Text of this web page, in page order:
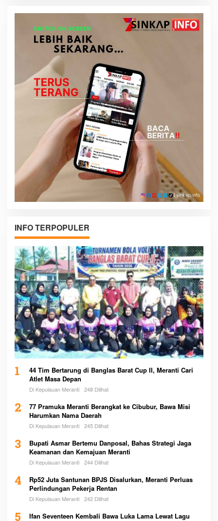
INFO TERPOPULER
1
44 Tim Bertarung di Banglas Barat Cup II, Meranti Cari
Atlet Masa Depan
Di Kepulauan Meranti 248 Dilihat
2
77 Pramuka Meranti Berangkat ke Cibubur, Bawa Misi
Harumkan Nama Daerah
Di Kepulauan Meranti 245 Dilihat
3
Bupati Asmar Bertemu Danposal, Bahas Strategi Jaga
Keamanan dan Kemajuan Meranti
Di Kepulauan Meranti 244 Dilihat
4
Rp52 Juta Santunan BPJS Disalurkan, Meranti Perluas
Perlindungan Pekerja Rentan
Di Kepulauan Meranti 242 Dilihat
Ifan Seventeen Kembali Bawa Luka Lama Lewat Lagu